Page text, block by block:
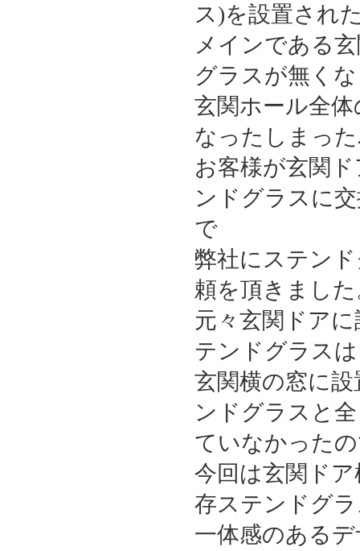
ス)を設置され
メインである
グラスが無く
玄関ホール全
なったしまっ
お客様が玄関
ンドグラスに
で
弊社にステン
頼を頂きまし
元々玄関ドア
テンドグラスは
玄関横の窓に
ンドグラスと
ていなかった
今回は玄関ド
存ステンドグ
一体感のある